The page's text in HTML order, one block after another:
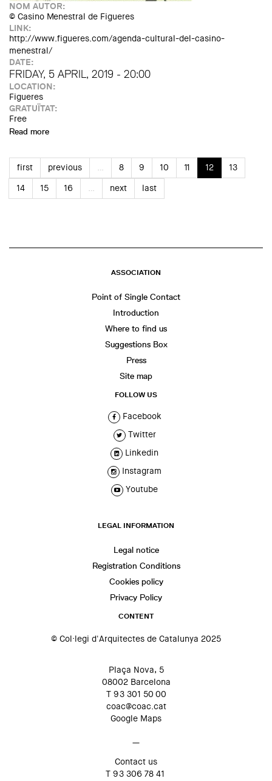
NOM AUTOR:
© Casino Menestral de Figueres
LINK:
http://www.figueres.com/agenda-cultural-del-casino-
menestral/
DATE:
FRIDAY, 5 APRIL, 2019 - 20:00
LOCATION:
Figueres
GRATUÏTAT:
Free
Read more
first previous … 8 9 10 11 12
13
14
15 16 … next last
ASSOCIATION
Point of Single Contact
Introduction
Where to find us
Suggestions Box
Press
Site map
FOLLOW US
Facebook
Twitter
Linkedin
Instagram
Youtube
LEGAL INFORMATION
Legal notice
Registration Conditions
Cookies policy
Privacy Policy
CONTENT
© Col·legi d'Arquitectes de Catalunya 2025
Plaça Nova, 5
08002 Barcelona
T 93 301 50 00
coac@coac.cat
Google Maps
—
Contact us
T 93 306 78 41